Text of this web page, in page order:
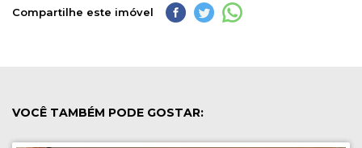
Compartilhe este imóvel
VOCÊ TAMBÉM PODE GOSTAR: